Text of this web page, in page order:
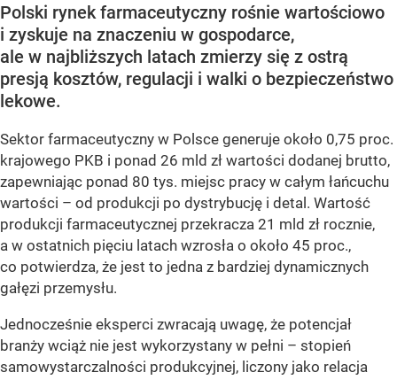
Polski rynek farmaceutyczny rośnie wartościowo
i zyskuje na znaczeniu w gospodarce,
ale w najbliższych latach zmierzy się z ostrą
presją kosztów, regulacji i walki o bezpieczeństwo
lekowe.
Sektor farmaceutyczny w Polsce generuje około 0,75 proc.
krajowego PKB i ponad 26 mld zł wartości dodanej brutto,
zapewniając ponad 80 tys. miejsc pracy w całym łańcuchu
wartości – od produkcji po dystrybucję i detal. Wartość
produkcji farmaceutycznej przekracza 21 mld zł rocznie,
a w ostatnich pięciu latach wzrosła o około 45 proc.,
co potwierdza, że jest to jedna z bardziej dynamicznych
gałęzi przemysłu.
Jednocześnie eksperci zwracają uwagę, że potencjał
branży wciąż nie jest wykorzystany w pełni – stopień
samowystarczalności produkcyjnej, liczony jako relacja